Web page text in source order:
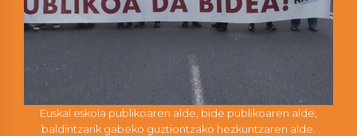
Euskal eskola publikoaren alde, bide publikoaren alde,
baldintzarik gabeko guztiontzako hezkuntzaren alde.